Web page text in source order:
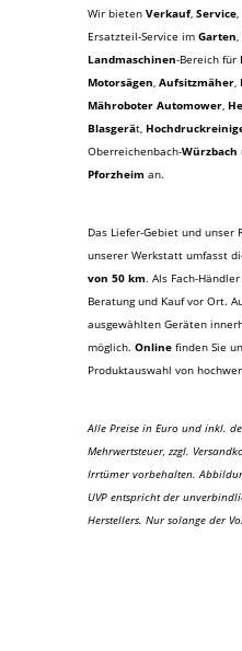
Wir bieten Verkauf, Service,
Ersatzteil-Service im Garten,
Landmaschinen-Bereich für
Motorsägen, Aufsitzmäher,
Mähroboter Automower,
Blasgerät,
Oberreichenbach-Würzbach
Pforzheim an.
Das Liefer-Gebiet und unser
unserer Werkstatt umfasst
von 50 km. Als Fach-
Beratung und Kauf vor Ort.
ausgewählten Geräten
möglich. Online finden Sie
Produktauswahl von
Alle Preise in Euro und inkl.
Mehrwertsteuer, zzgl.
Irrtümer vorbehalten.
UVP entspricht der
Herstellers. Nur solange der